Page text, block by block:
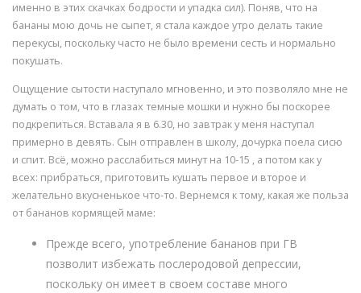
именно в этих скачках бодрости и упадка сил). Поняв, что на
бананы мою дочь не сыпет, я стала каждое утро делать такие
перекусы, поскольку часто не было времени сесть и нормально
покушать.
Ощущение сытости наступало мгновенно, и это позволяло мне не
думать о том, что в глазах темные мошки и нужно бы поскорее
подкрепиться. Вставала я в 6.30, но завтрак у меня наступал
примерно в девять. Сын отправлен в школу, дочурка поела сисю
и спит. Всё, можно расслабиться минут на 10-15 , а потом как у
всех: прибраться, приготовить кушать первое и второе и
желательно вкусненькое что-то. Вернемся к тому, какая же польза
от бананов кормящей маме:
Прежде всего, употребление бананов при ГВ
позволит избежать послеродовой депрессии,
поскольку он имеет в своем составе много